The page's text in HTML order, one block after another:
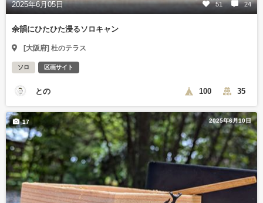
2025年6月05日 51 24
余韻にひたひた浸るソロキャン
[大阪府] 杜のテラス
ソロ 区画サイト
との 100 35
2025年6月10日
17